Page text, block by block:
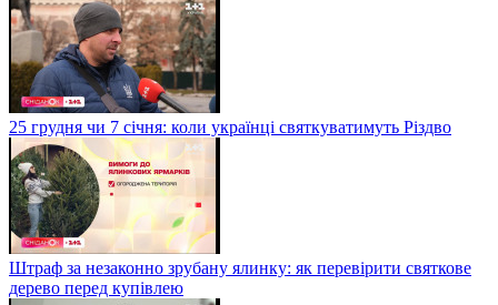
25 грудня чи 7 січня: коли українці святкуватимуть Різдво
Штраф за незаконно зрубану ялинку: як перевірити святкове
дерево перед купівлею